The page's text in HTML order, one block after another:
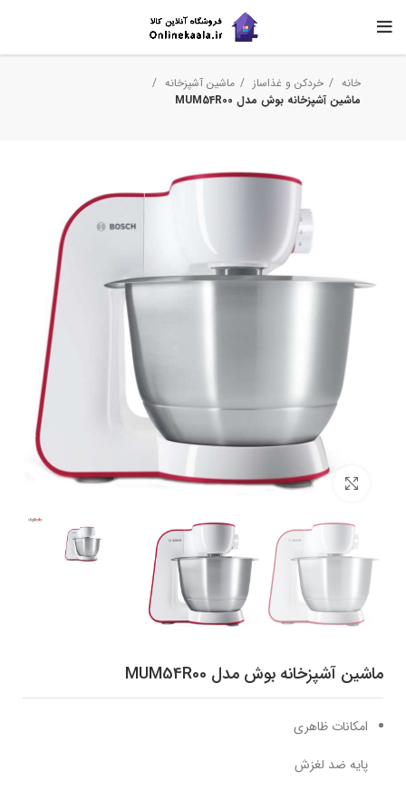
خانه خردکن و غذاساز
ماشین آشپزخانه
ماشین آشپزخانه بوش مدل MUM54R00
برای بزرگنمایی کلیک کنید
ماشین آشپزخانه بوش مدل MUM54R00
امکانات ظاهری
پایه ضد لغزش